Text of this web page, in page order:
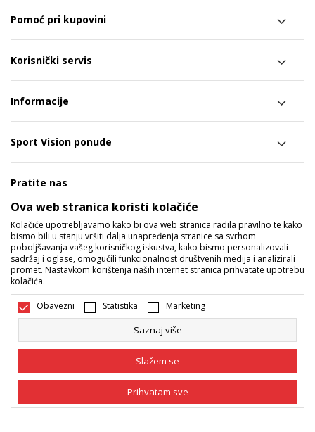
Pomoć pri kupovini
Korisnički servis
Informacije
Sport Vision ponude
Pratite nas
Mi dijelimo naše tajne sa vama. Pratite nas na društvenim
mrežama i saznajte sve o promocijama, akcijama i novitetima.
Promijenite
Ova web stranica koristi kolačiće
Kolačiće upotrebljavamo kako bi ova web stranica radila pravilno te kako
bismo bili u stanju vršiti dalja unapređenja stranice sa svrhom
poboljšavanja vašeg korisničkog iskustva, kako bismo personalizovali
sadržaj i oglase, omogućili funkcionalnost društvenih medija i analizirali
promet. Nastavkom korištenja naših internet stranica prihvatate upotrebu
kolačića.
Obavezni Statistika Marketing
Saznaj više
Slažem se
Prihvatam sve